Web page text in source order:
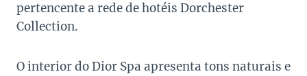
pertencente a rede de hotéis Dorchester
Collection.
O interior do Dior Spa apresenta tons naturais e